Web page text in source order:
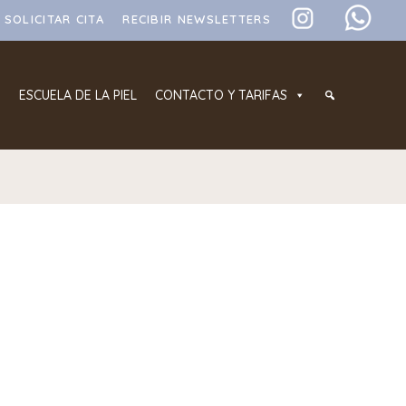
SOLICITAR CITA RECIBIR NEWSLETTERS
ESCUELA DE LA PIEL CONTACTO Y TARIFAS